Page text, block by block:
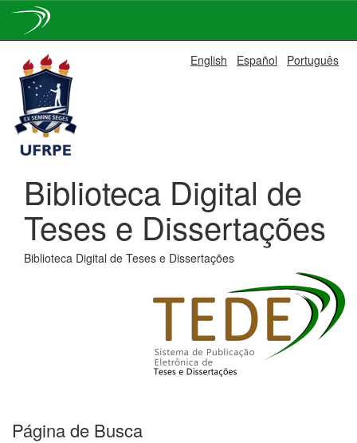
navigation
English Español Português
Biblioteca Digital de
Teses e Dissertações
Biblioteca Digital de Teses e Dissertações
Página de Busca